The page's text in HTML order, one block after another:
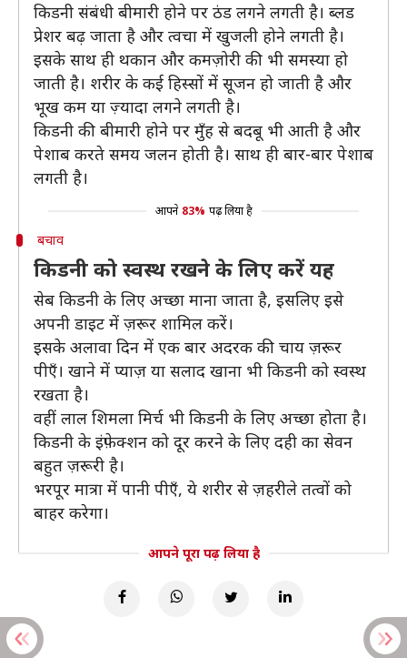
किडनी संबंधी बीमारी होने पर ठंड लगने लगती है। ब्लड
प्रेशर बढ़ जाता है और त्वचा में खुजली होने लगती है।
इसके साथ ही थकान और कमज़ोरी की भी समस्या हो
जाती है। शरीर के कई हिस्सों में सूजन हो जाती है और
भूख कम या ज़्यादा लगने लगती है।
किडनी की बीमारी होने पर मुँह से बदबू भी आती है और
पेशाब करते समय जलन होती है। साथ ही बार-बार पेशाब
लगती है।
आपने 83% पढ़ लिया है
बचाव
किडनी को स्वस्थ रखने के लिए करें यह
सेब किडनी के लिए अच्छा माना जाता है, इसलिए इसे
अपनी डाइट में ज़रूर शामिल करें।
इसके अलावा दिन में एक बार अदरक की चाय ज़रूर
पीएँ। खाने में प्याज़ या सलाद खाना भी किडनी को स्वस्थ
रखता है।
वहीं लाल शिमला मिर्च भी किडनी के लिए अच्छा होता है।
किडनी के इंफ़ेक्शन को दूर करने के लिए दही का सेवन
बहुत ज़रूरी है।
भरपूर मात्रा में पानी पीएँ, ये शरीर से ज़हरीले तत्वों को
बाहर करेगा।
आपने पूरा पढ़ लिया है